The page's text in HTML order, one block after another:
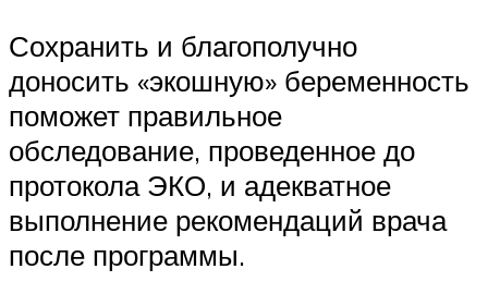
Сохранить и благополучно
доносить «экошную» беременность
поможет правильное
обследование, проведенное до
протокола ЭКО, и адекватное
выполнение рекомендаций врача
после программы.